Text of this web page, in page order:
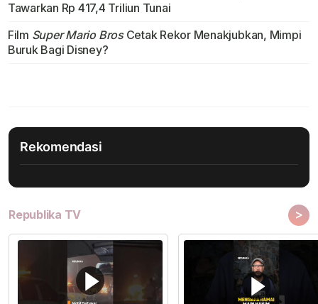
Tawarkan Rp 417,4 Triliun Tunai
Film Super Mario BrosCetak Rekor Menakjubkan, Mimpi
Buruk Bagi Disney?
Rekomendasi
Republika TV >